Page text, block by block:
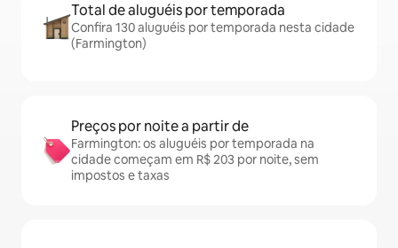
Total de aluguéis por temporada
Confira 130 aluguéis por temporada nesta cidade
(Farmington)
Preços por noite a partir de
Farmington: os aluguéis por temporada na
cidade começam em R$ 203 por noite, sem
impostos e taxas